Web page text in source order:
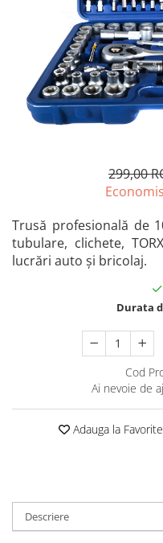
Mașini de șlefuit
Măști de sudură
Nivele cu bulă
Nivelă laser
Picamere
Capsatoare
Drujbă
Accesorii pentru drujbă
Echipamente de protecție
Grătare și accesorii
Instalații sanitare
Lampi
Oale și vase de gătit
Pistol pentru vopsit
Prelate și Folii de Protecție
Prelungitoare
299,00
Trusă profesională de
tubulare, clichete,
lucrări auto și bricolaj.
Durata
Cod
Ai nevoie de
Adauga la Favorite
Descriere